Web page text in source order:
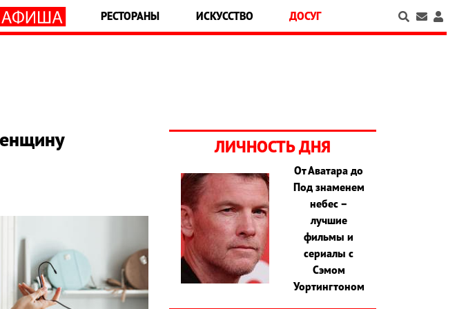
РЕСТОРАНЫ ИСКУССТВО ДОСУГ
ЛИЧНОСТЬ ДНЯ
От Аватара до
Под знаменем
небес –
лучшие
фильмы и
сериалы с
Сэмом
Уортингтоном